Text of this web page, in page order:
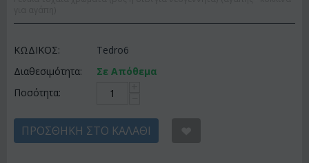
ΚΩΔΙΚΟΣ:
Tedro6
Διαθεσιμότητα:
Σε Απόθεμα
Ποσότητα:
ΠΡΟΣΘΉΚΗ ΣΤΟ ΚΑΛΆΘΙ